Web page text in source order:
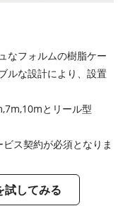
なフォルムの樹脂ケー
ルな設計により、設置
とリール型
ス契約が必須となりま
してみる